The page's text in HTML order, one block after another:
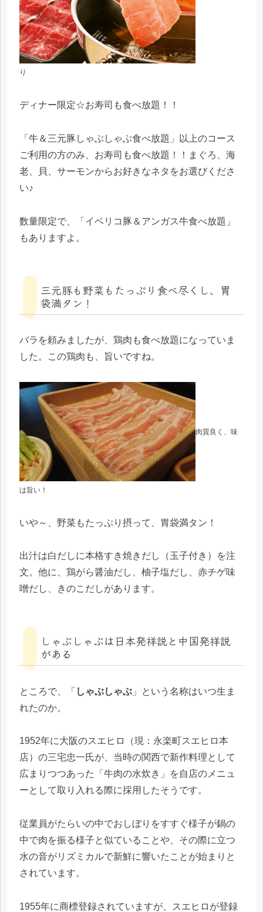
り
ディナー限定☆お寿司も食べ放題！！
「牛＆三元豚しゃぶしゃぶ食べ放題」以上のコース
ご利用の方のみ、お寿司も食べ放題！！まぐろ、海
老、貝、サーモンからお好きなネタをお選びくださ
い♪
数量限定で、「イベリコ豚＆アンガス牛食べ放題」
もありますよ。
三元豚も野菜もたっぷり食べ尽くし、胃
袋満タン！
バラを頼みましたが、鶏肉も食べ放題になっていま
した。この鶏肉も、旨いですね。
肉質良く、味
は旨い！
いや～、野菜もたっぷり摂って、胃袋満タン！
出汁は白だしに本格すき焼きだし（玉子付き）を注
文。他に、鶏がら醤油だし、柚子塩だし、赤チゲ味
噌だし、きのこだしがあります。
しゃぶしゃぶは日本発祥説と中国発祥説
がある
ところで、「 しゃぶしゃぶ 」という名称はいつ生ま
れたのか。
1952年に大阪のスエヒロ（現：永楽町スエヒロ本
店）の三宅忠一氏が、当時の関西で新作料理として
広まりつつあった「牛肉の水炊き」を自店のメニュ
ーとして取り入れる際に採用したそうです。
従業員がたらいの中でおしぼりをすすぐ様子が鍋の
中で肉を振る様子と似ていることや、その際に立つ
水の音がリズミカルで新鮮に響いたことが始まりと
されています。
1955年に商標登録されていますが、スエヒロが登録